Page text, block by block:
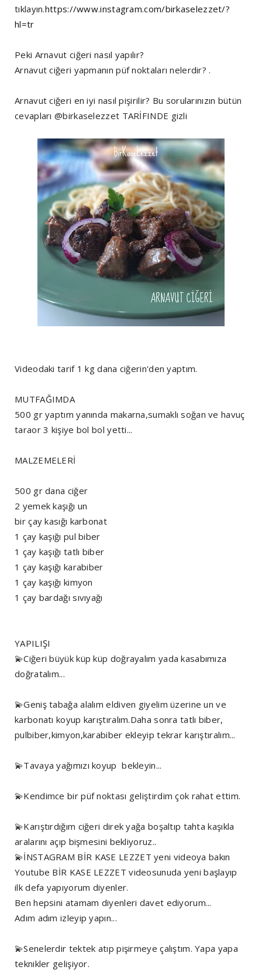
tıklayın.https://www.instagram.com/birkaselezzet/?
hl=tr
Peki Arnavut ciğeri nasıl yapılır?
Arnavut ciğeri yapmanın püf noktaları nelerdir? .
Arnavut ciğeri en iyi nasıl pişirilir? Bu sorularınızın bütün
cevapları @birkaselezzet TARİFINDE gizli
Videodaki tarif 1 kg dana ciğerin'den yaptım.
MUTFAĞIMDA
500 gr yaptım yanında makarna,sumaklı soğan ve havuç
taraor 3 kişiye bol bol yetti...
MALZEMELERİ
500 gr dana ciğer
2 yemek kaşığı un
bir çay kasığı karbonat
1 çay kaşığı pul biber
1 çay kaşığı tatlı biber
1 çay kaşığı karabiber
1 çay kaşığı kimyon
1 çay bardağı sıvıyağı
YAPILIŞI
💫Ciğeri büyük küp küp doğrayalım yada kasabımıza
doğratalım...
💫Geniş tabağa alalım eldiven giyelim üzerine un ve
karbonatı koyup karıştıralım.Daha sonra tatlı biber,
pulbiber,kimyon,karabiber ekleyip tekrar karıştıralım...
💫Tavaya yağımızı koyup bekleyin...
💫Kendimce bir püf noktası geliştirdim çok rahat ettim.
💫Karıştırdığım ciğeri direk yağa boşaltıp tahta kaşıkla
aralarını açıp bişmesini bekliyoruz..
💫İNSTAGRAM BİR KASE LEZZET yeni videoya bakın
Youtube BİR KASE LEZZET videosunuda yeni başlayıp
ilk defa yapıyorum diyenler.
Ben hepsini atamam diyenleri davet ediyorum...
Adım adım izleyip yapın...
💫Senelerdir tektek atıp pişirmeye çalıştım. Yapa yapa
teknikler gelişiyor.